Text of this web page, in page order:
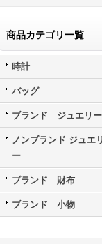
商品カテゴリ一覧
時計
バッグ
ブランド ジュエリー
ノンブランド ジュエリ
ー
ブランド 財布
ブランド 小物